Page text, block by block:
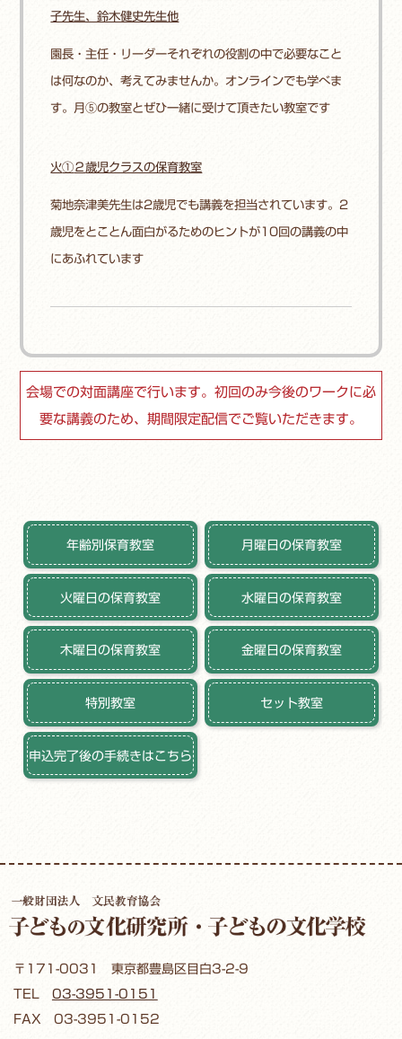
子先生、鈴木健史先生他
園長・主任・リーダーそれぞれの役割の中で必要なこと
は何なのか、考えてみませんか。オンラインでも学べま
す。月⑤の教室とぜひ一緒に受けて頂きたい教室です
火①２歳児クラスの保育教室
菊地奈津美先生は2歳児でも講義を担当されています。2
歳児をとことん面白がるためのヒントが10回の講義の中
にあふれています
会場での対面講座で行います。初回のみ今後のワークに必
要な講義のため、期間限定配信でご覧いただきます。
年齢別保育教室 月曜日の保育教室
火曜日の保育教室 水曜日の保育教室
木曜日の保育教室 金曜日の保育教室
特別教室 セット教室
申込完了後の手続きはこちら
〒171-0031 東京都豊島区目白3-2-9
TEL 03-3951-0151
FAX 03-3951-0152